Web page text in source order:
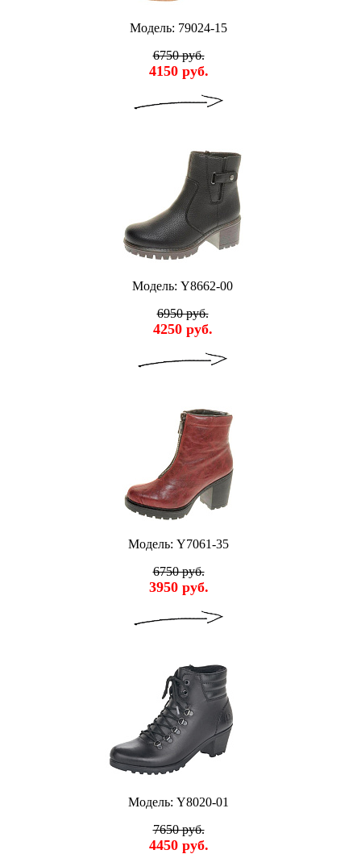
Модель: 79024-15
6750 руб.
4150 руб.
Модель: Y8662-00
6950 руб.
4250 руб.
Модель: Y7061-35
6750 руб.
3950 руб.
Модель: Y8020-01
7650 руб.
4450 руб.